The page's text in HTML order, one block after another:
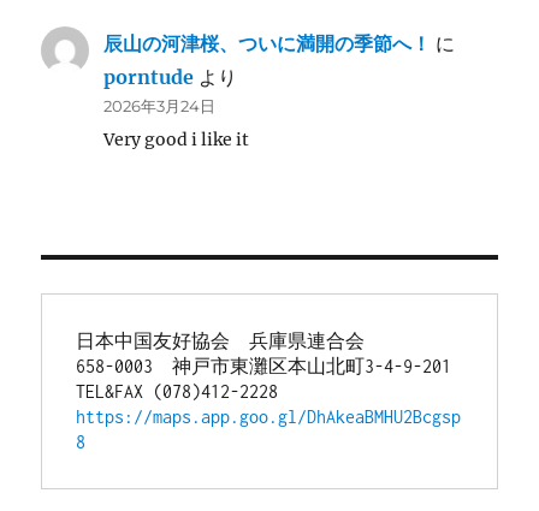
辰山の河津桜、ついに満開の季節へ！ に
porntude より
2026年3月24日
Very good i like it
日本中国友好協会　兵庫県連合会
658-0003　神戸市東灘区本山北町3-4-9-201
TEL&FAX (078)412-2228
https://maps.app.goo.gl/DhAkeaBMHU2Bcgsp
8